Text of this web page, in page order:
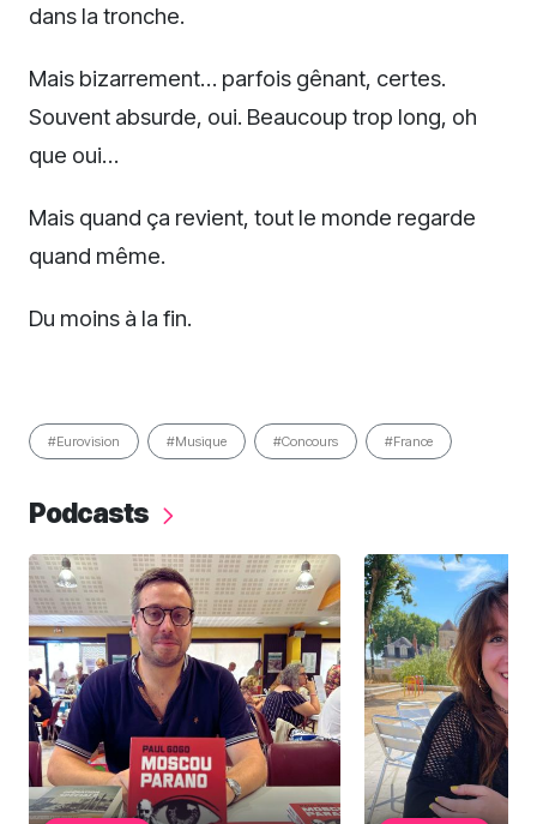
dans la tronche.
Mais bizarrement… parfois gênant, certes.
Souvent absurde, oui. Beaucoup trop long, oh
que oui…
Mais quand ça revient, tout le monde regarde
quand même.
Du moins à la fin.
#Eurovision #Musique #Concours #France
Podcasts